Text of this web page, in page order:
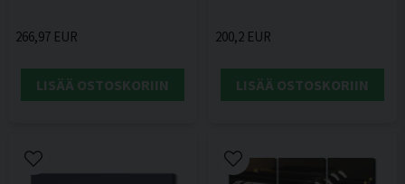
266,97 EUR
LISÄÄ OSTOSKORIIN
200,2 EUR
LISÄÄ OSTOSKORIIN